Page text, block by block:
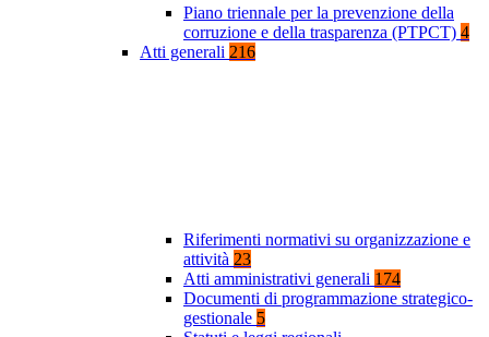
Piano triennale per la prevenzione della
corruzione e della trasparenza (PTPCT) 4
Atti generali 216
Riferimenti normativi su organizzazione e
attività 23
Atti amministrativi generali 174
Documenti di programmazione strategico-
gestionale 5